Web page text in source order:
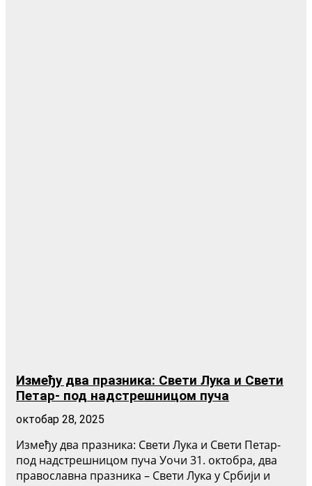
Између два празника: Свети Лука и Свети
Петар- под надстрешницом пуча
октобар 28, 2025
Између два празника: Свети Лука и Свети Петар-
под надстрешницом пуча Уочи 31. октобра, два
православна празника – Свети Лука у Србији и